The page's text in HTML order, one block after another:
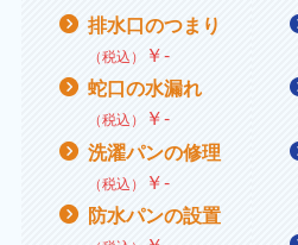
排水口のつまり
（税込） ￥‐
蛇口の水漏れ
（税込） ￥‐
洗濯パンの修理
（税込） ￥‐
防水パンの設置